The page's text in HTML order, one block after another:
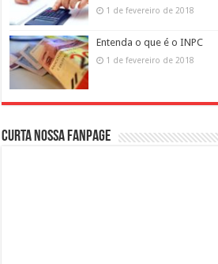
1 de fevereiro de 2018
Entenda o que é o INPC
1 de fevereiro de 2018
Curta nossa fanpage